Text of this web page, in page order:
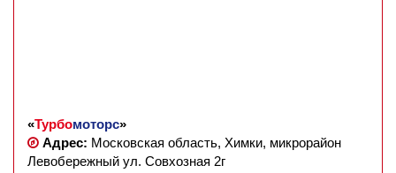
«Турбомоторс»
Адрес: Московская область, Химки, микрорайон
Левобережный ул. Совхозная 2г